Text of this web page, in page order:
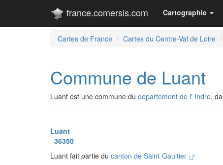
france.comersis.com Cartographie
Cartes de France Cartes du Centre-Val de Loire
Commune de Luant
Luant est une commune du département de l' Indre,
Luant
36350
Luant fait partie du canton de Saint-Gaultier